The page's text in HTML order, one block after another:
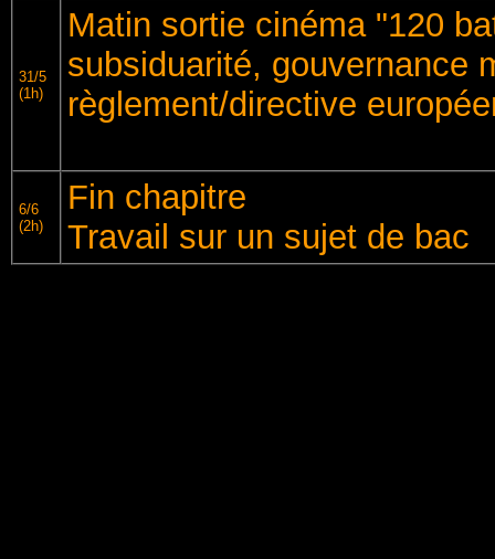
31/5
(1h)
Matin sortie cinéma "120
subsiduarité, gouvernance
règlement/directive
6/6
(2h)
Fin chapitre
Travail sur un sujet de bac